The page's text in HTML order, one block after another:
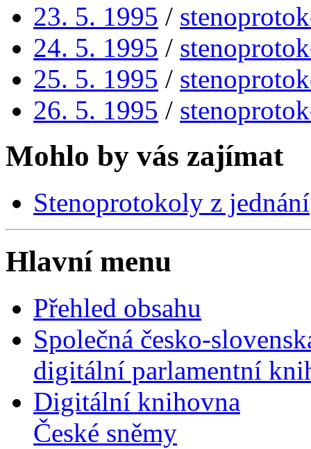
23. 5. 1995 /
24. 5. 1995 /
25. 5. 1995 /
26. 5. 1995 /
Mohlo by vás zajímat
Stenoprotokoly z jednání
Hlavní menu
Přehled obsahu
Společná česko-
digitální parlamentní
Digitální knihovna
České sněmy